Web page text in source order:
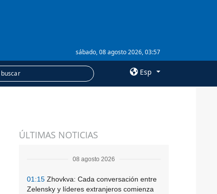
sábado, 08 agosto 2026, 03:57
Esp
Suscripción
ÚLTIMAS NOTICIAS
08 agosto 2026
01:15 Zhovkva: Cada conversación entre
Zelensky y líderes extranjeros comienza